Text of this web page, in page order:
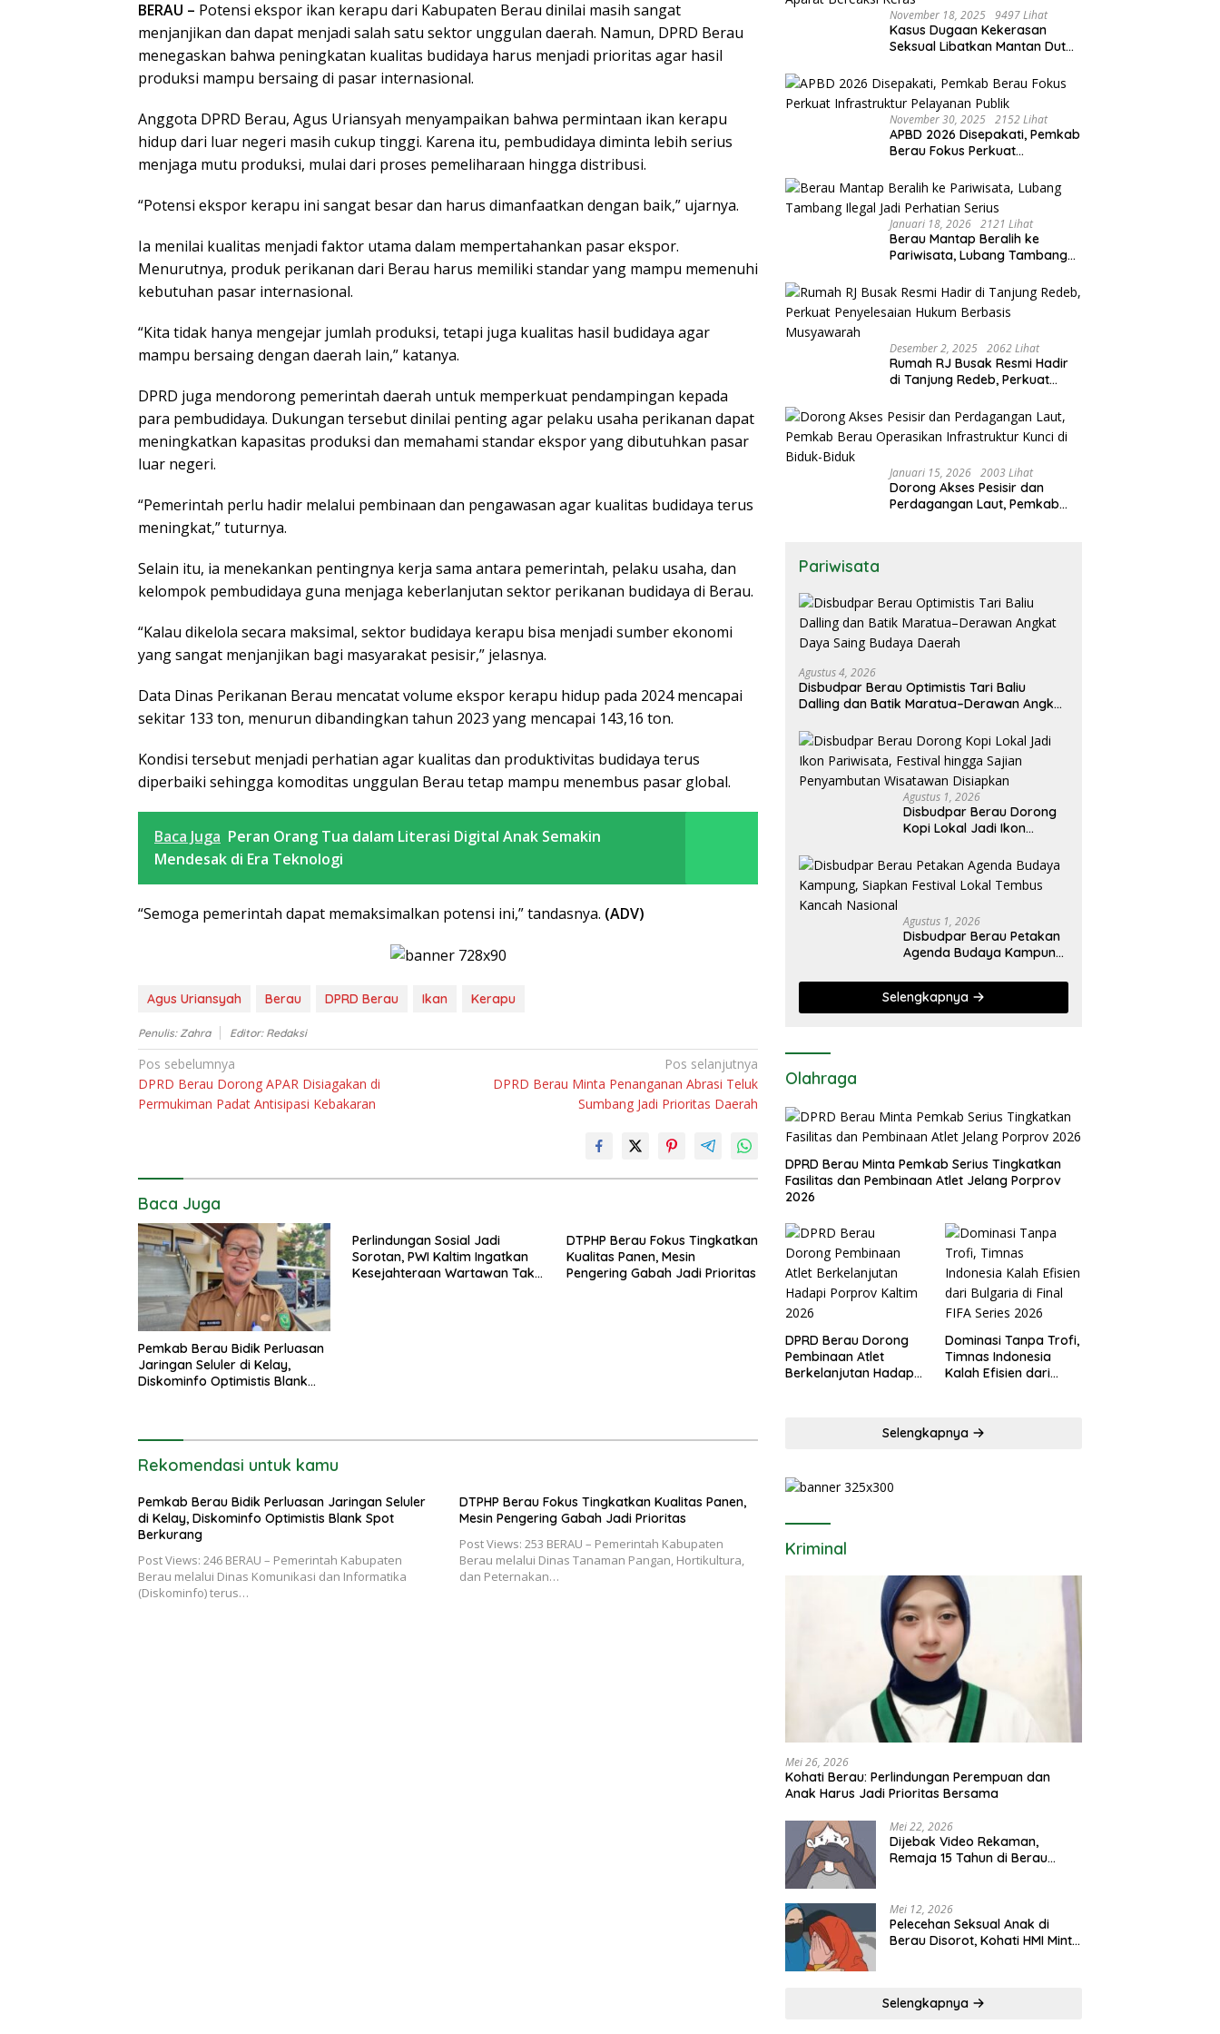
BERAU – Potensi ekspor ikan kerapu dari Kabupaten Berau dinilai masih sangat
menjanjikan dan dapat menjadi salah satu sektor unggulan daerah. Namun, DPRD Berau
menegaskan bahwa peningkatan kualitas budidaya harus menjadi prioritas agar hasil
produksi mampu bersaing di pasar internasional.
Anggota DPRD Berau, Agus Uriansyah menyampaikan bahwa permintaan ikan kerapu
hidup dari luar negeri masih cukup tinggi. Karena itu, pembudidaya diminta lebih serius
menjaga mutu produksi, mulai dari proses pemeliharaan hingga distribusi.
“Potensi ekspor kerapu ini sangat besar dan harus dimanfaatkan dengan baik,” ujarnya.
Ia menilai kualitas menjadi faktor utama dalam mempertahankan pasar ekspor.
Menurutnya, produk perikanan dari Berau harus memiliki standar yang mampu memenuhi
kebutuhan pasar internasional.
“Kita tidak hanya mengejar jumlah produksi, tetapi juga kualitas hasil budidaya agar
mampu bersaing dengan daerah lain,” katanya.
DPRD juga mendorong pemerintah daerah untuk memperkuat pendampingan kepada
para pembudidaya. Dukungan tersebut dinilai penting agar pelaku usaha perikanan dapat
meningkatkan kapasitas produksi dan memahami standar ekspor yang dibutuhkan pasar
luar negeri.
“Pemerintah perlu hadir melalui pembinaan dan pengawasan agar kualitas budidaya terus
meningkat,” tuturnya.
Selain itu, ia menekankan pentingnya kerja sama antara pemerintah, pelaku usaha, dan
kelompok pembudidaya guna menjaga keberlanjutan sektor perikanan budidaya di Berau.
“Kalau dikelola secara maksimal, sektor budidaya kerapu bisa menjadi sumber ekonomi
yang sangat menjanjikan bagi masyarakat pesisir,” jelasnya.
Data Dinas Perikanan Berau mencatat volume ekspor kerapu hidup pada 2024 mencapai
sekitar 133 ton, menurun dibandingkan tahun 2023 yang mencapai 143,16 ton.
Kondisi tersebut menjadi perhatian agar kualitas dan produktivitas budidaya terus
diperbaiki sehingga komoditas unggulan Berau tetap mampu menembus pasar global.
Baca Juga Peran Orang Tua dalam Literasi Digital Anak Semakin
Mendesak di Era Teknologi
“Semoga pemerintah dapat memaksimalkan potensi ini,” tandasnya. (ADV)
Agus Uriansyah Berau DPRD Berau Ikan Kerapu
Penulis: Zahra Editor: Redaksi
Navigasi
pos
Pos sebelumnya
DPRD Berau Dorong APAR Disiagakan di
Permukiman Padat Antisipasi Kebakaran
Pos selanjutnya
DPRD Berau Minta Penanganan Abrasi Teluk
Sumbang Jadi Prioritas Daerah
Baca Juga
Pemkab Berau Bidik Perluasan
Jaringan Seluler di Kelay,
Diskominfo Optimistis Blank
Perlindungan Sosial Jadi
Sorotan, PWI Kaltim Ingatkan
Kesejahteraan Wartawan Tak
DTPHP Berau Fokus Tingkatkan
Kualitas Panen, Mesin
Pengering Gabah Jadi Prioritas
Rekomendasi untuk kamu
Pemkab Berau Bidik Perluasan Jaringan Seluler
di Kelay, Diskominfo Optimistis Blank Spot
Berkurang
Post Views: 246 BERAU – Pemerintah Kabupaten
Berau melalui Dinas Komunikasi dan Informatika
(Diskominfo) terus…
DTPHP Berau Fokus Tingkatkan Kualitas Panen,
Mesin Pengering Gabah Jadi Prioritas
Post Views: 253 BERAU – Pemerintah Kabupaten
Berau melalui Dinas Tanaman Pangan, Hortikultura,
dan Peternakan…
November 18, 2025 9497 Lihat
Kasus Dugaan Kekerasan
Seksual Libatkan Mantan Duta
Aparat Bereaksi Keras
November 30, 2025 2152 Lihat
APBD 2026 Disepakati, Pemkab
Berau Fokus Perkuat
Januari 18, 2026 2121 Lihat
Berau Mantap Beralih ke
Pariwisata, Lubang Tambang
Desember 2, 2025 2062 Lihat
Rumah RJ Busak Resmi Hadir
di Tanjung Redeb, Perkuat
Musyawarah
Januari 15, 2026 2003 Lihat
Dorong Akses Pesisir dan
Perdagangan Laut, Pemkab
Pariwisata
Agustus 4, 2026
Disbudpar Berau Optimistis Tari Baliu
Dalling dan Batik Maratua–Derawan Angkat
Agustus 1, 2026
Disbudpar Berau Dorong
Kopi Lokal Jadi Ikon
Sajian Penyambutan
Wisatawan Disiapkan
Agustus 1, 2026
Disbudpar Berau Petakan
Agenda Budaya Kampung,
Tembus Kancah Nasional
Selengkapnya
Olahraga
DPRD Berau Minta Pemkab Serius Tingkatkan
Fasilitas dan Pembinaan Atlet Jelang Porprov
2026
DPRD Berau Dorong
Pembinaan Atlet
Berkelanjutan Hadapi
Dominasi Tanpa Trofi,
Timnas Indonesia
Kalah Efisien dari
Selengkapnya
Kriminal
Mei 26, 2026
Kohati Berau: Perlindungan Perempuan dan
Anak Harus Jadi Prioritas Bersama
Mei 22, 2026
Dijebak Video Rekaman,
Remaja 15 Tahun di Berau
Mei 12, 2026
Pelecehan Seksual Anak di
Berau Disorot, Kohati HMI Minta
Selengkapnya